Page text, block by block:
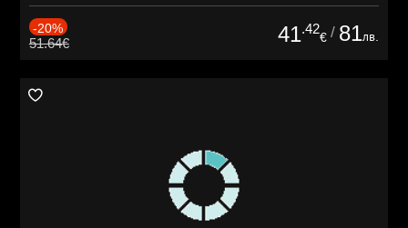
-20%
51.64€ 41.42
€ / 81лв.